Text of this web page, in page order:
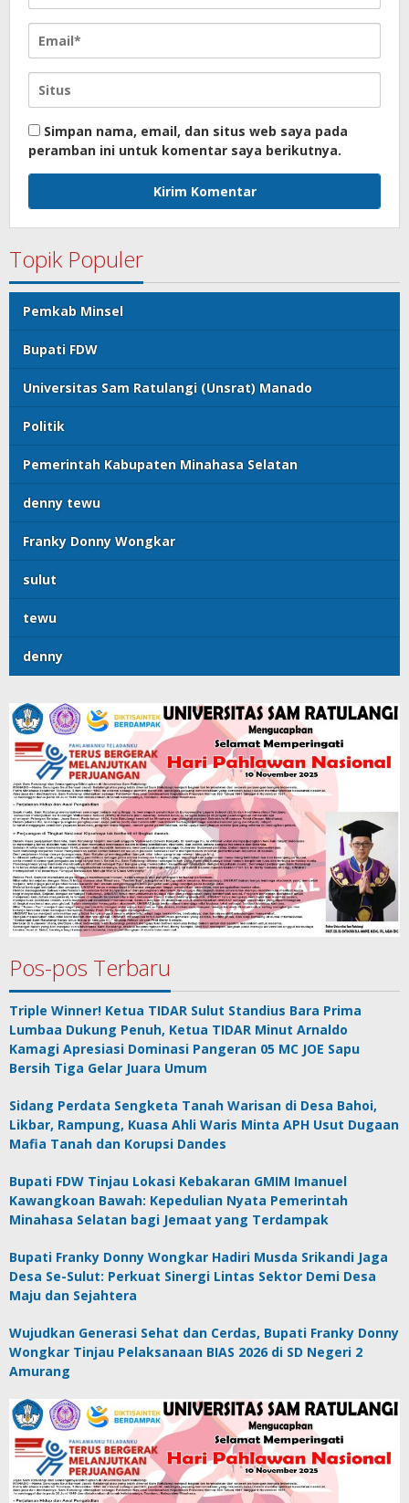
Simpan nama, email, dan situs web saya pada
peramban ini untuk komentar saya berikutnya.
Topik Populer
Pemkab Minsel
Bupati FDW
Universitas Sam Ratulangi (Unsrat) Manado
Politik
Pemerintah Kabupaten Minahasa Selatan
denny tewu
Franky Donny Wongkar
sulut
tewu
denny
Pos-pos Terbaru
Triple Winner! Ketua TIDAR Sulut Standius Bara Prima
Lumbaa Dukung Penuh, Ketua TIDAR Minut Arnaldo
Kamagi Apresiasi Dominasi Pangeran 05 MC JOE Sapu
Bersih Tiga Gelar Juara Umum
Sidang Perdata Sengketa Tanah Warisan di Desa Bahoi,
Likbar, Rampung, Kuasa Ahli Waris Minta APH Usut Dugaan
Mafia Tanah dan Korupsi Dandes
Bupati FDW Tinjau Lokasi Kebakaran GMIM Imanuel
Kawangkoan Bawah: Kepedulian Nyata Pemerintah
Minahasa Selatan bagi Jemaat yang Terdampak
Bupati Franky Donny Wongkar Hadiri Musda Srikandi Jaga
Desa Se-Sulut: Perkuat Sinergi Lintas Sektor Demi Desa
Maju dan Sejahtera
Wujudkan Generasi Sehat dan Cerdas, Bupati Franky Donny
Wongkar Tinjau Pelaksanaan BIAS 2026 di SD Negeri 2
Amurang